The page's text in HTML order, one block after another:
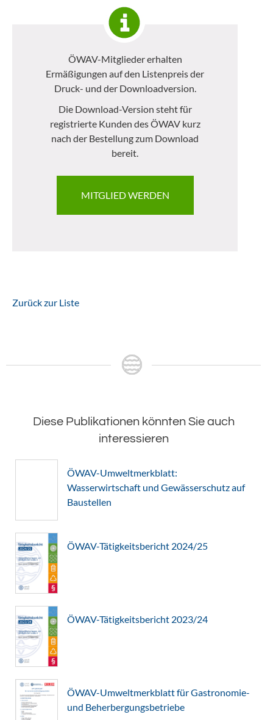
ÖWAV-Mitglieder erhalten
Ermäßigungen auf den Listenpreis der
Druck- und der Downloadversion.
Die Download-Version steht für
registrierte Kunden des ÖWAV kurz
nach der Bestellung zum Download
bereit.
MITGLIED WERDEN
Zurück zur Liste
Diese Publikationen könnten Sie auch
interessieren
ÖWAV-Umweltmerkblatt:
Wasserwirtschaft und Gewässerschutz auf
Baustellen
ÖWAV-Tätigkeitsbericht 2024/25
ÖWAV-Tätigkeitsbericht 2023/24
ÖWAV-Umweltmerkblatt für Gastronomie-
und Beherbergungsbetriebe